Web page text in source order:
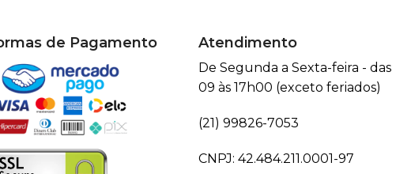
de Pagamento Atendimento
De Segunda a Sexta-feira - das
09 às 17h00 (exceto feriados)
(21) 99826-7053
CNPJ: 42.484.211.0001-97